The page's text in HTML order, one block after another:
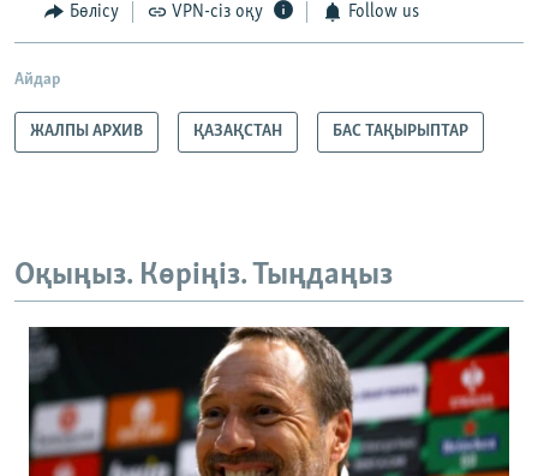
Бөлісу VPN-сіз оқу Follow us
Айдар
ЖАЛПЫ АРХИВ ҚАЗАҚСТАН БАС ТАҚЫРЫПТАР
Оқыңыз. Көріңіз. Тыңдаңыз